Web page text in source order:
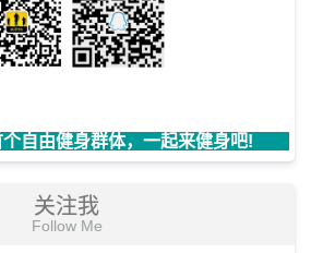
自由健身群体，一起来健身吧!
关注我
Follow Me